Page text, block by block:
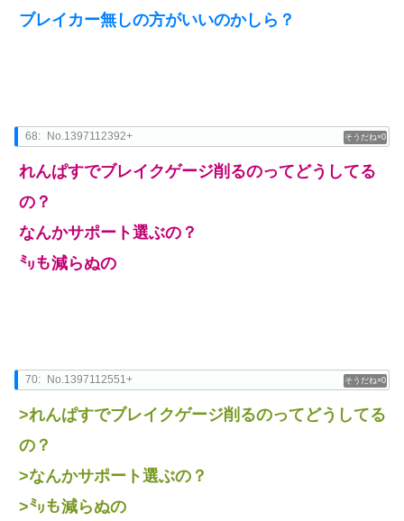
ブレイカー無しの方がいいのかしら？
0
68: No.1397112392+
れんぱすでブレイクゲージ削るのってどうしてる
の？
なんかサポート選ぶの？
㍉も減らぬの
0
70: No.1397112551+
>れんぱすでブレイクゲージ削るのってどうしてる
の？
>なんかサポート選ぶの？
>㍉も減らぬの